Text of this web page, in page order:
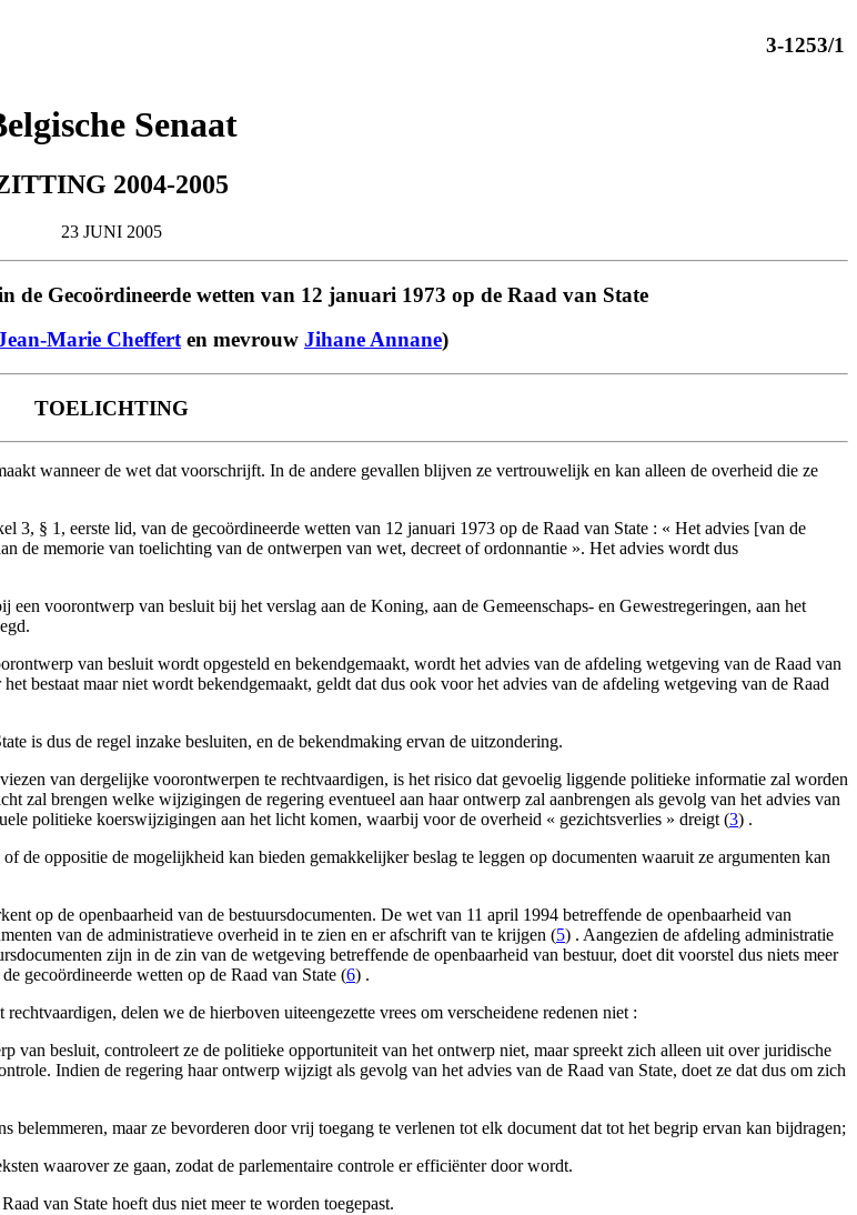
3-1253/1
Senaat
2004-2005
23 JUNI 2005
de Gecoördineerde wetten van 12 januari 1973 op de Raad van State
Marie Chefferten mevrouw Jihane Annane)
TOELICHTING
wanneer de wet dat voorschrijft. In de andere gevallen blijven ze vertrouwelijk en kan alleen de overheid die ze
3, § 1, eerste lid, van de gecoördineerde wetten van 12 januari 1973 op de Raad van State : « Het advies [van de
de memorie van toelichting van de ontwerpen van wet, decreet of ordonnantie ». Het advies wordt dus
voorontwerp van besluit bij het verslag aan de Koning, aan de Gemeenschaps- en Gewestregeringen, aan het
van besluit wordt opgesteld en bekendgemaakt, wordt het advies van de afdeling wetgeving van de Raad van
bestaat maar niet wordt bekendgemaakt, geldt dat dus ook voor het advies van de afdeling wetgeving van de Raad
is dus de regel inzake besluiten, en de bekendmaking ervan de uitzondering.
van dergelijke voorontwerpen te rechtvaardigen, is het risico dat gevoelig liggende politieke informatie zal worden
zal brengen welke wijzigingen de regering eventueel aan haar ontwerp zal aanbrengen als gevolg van het advies van
politieke koerswijzigingen aan het licht komen, waarbij voor de overheid « gezichtsverlies » dreigt (3) .
de oppositie de mogelijkheid kan bieden gemakkelijker beslag te leggen op documenten waaruit ze argumenten kan
op de openbaarheid van de bestuursdocumenten. De wet van 11 april 1994 betreffende de openbaarheid van
van de administratieve overheid in te zien en er afschrift van te krijgen (5) . Aangezien de afdeling administratie
zijn in de zin van de wetgeving betreffende de openbaarheid van bestuur, doet dit voorstel dus niets meer
gecoördineerde wetten op de Raad van State (6) .
delen we de hierboven uiteengezette vrees om verscheidene redenen niet :
van besluit, controleert ze de politieke opportuniteit van het ontwerp niet, maar spreekt zich alleen uit over juridische
Indien de regering haar ontwerp wijzigt als gevolg van het advies van de Raad van State, doet ze dat dus om zich
belemmeren, maar ze bevorderen door vrij toegang te verlenen tot elk document dat tot het begrip ervan kan bijdragen;
waarover ze gaan, zodat de parlementaire controle er efficiënter door wordt.
van State hoeft dus niet meer te worden toegepast.